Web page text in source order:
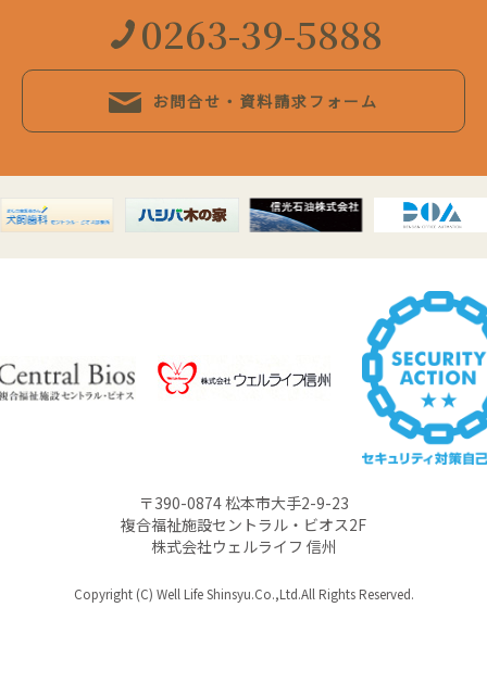
0263-39-5888
お問合せ・資料請求フォーム
〒390-0874 松本市大手2-9-23
複合福祉施設セントラル・ビオス2F
株式会社ウェルライフ 信州
Copyright (C) Well Life Shinsyu.Co.,Ltd.All Rights Reserved.